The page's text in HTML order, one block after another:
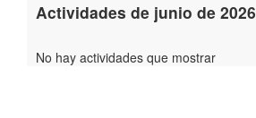
Actividades de junio de 2026
No hay actividades que mostrar